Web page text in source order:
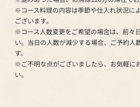
※コース料理の内容は季節や仕入れ状況に
ございます。
※コース人数変更をご希望の場合は、前々
い。当日の人数が減少する場合、ご予約人
す。
※ご不明な点がございましたら、お気軽に
い。